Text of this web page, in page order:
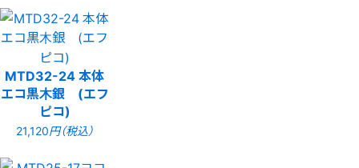
MTD32-24 本体
エコ黒木銀 (エフ
ピコ)
21,120円（税込）